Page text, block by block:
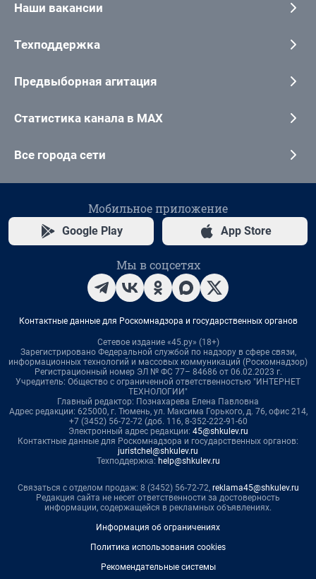
Наши вакансии
Техподдержка
Предвыборная агитация
Статистика канала в MAX
Все города сети
Мобильное приложение
Google Play App Store
Мы в соцсетях
Контактные данные для Роскомнадзора и государственных органов
Сетевое издание «45.ру» (18+)
Зарегистрировано Федеральной службой по надзору в сфере связи,
информационных технологий и массовых коммуникаций (Роскомнадзор)
Регистрационный номер ЭЛ № ФС 77– 84686 от 06.02.2023 г.
Учредитель: Общество с ограниченной ответственностью "ИНТЕРНЕТ
ТЕХНОЛОГИИ"
Главный редактор: Познахарева Елена Павловна
Адрес редакции: 625000, г. Тюмень, ул. Максима Горького, д. 76, офис 214,
+7 (3452) 56-72-72 (доб. 116, 8-352-222-91-60
Электронный адрес редакции: 45@shkulev.ru
Контактные данные для Роскомнадзора и государственных органов:
juristchel@shkulev.ru
Техподдержка: help@shkulev.ru
Связаться с отделом продаж: 8 (3452) 56-72-72, reklama45@shkulev.ru
Редакция сайта не несет ответственности за достоверность
информации, содержащейся в рекламных объявлениях.
Информация об ограничениях
Политика использования cookies
Рекомендательные системы